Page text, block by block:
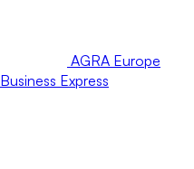
AGRA Europe
Business Express